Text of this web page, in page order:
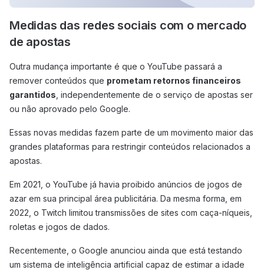
Medidas das redes sociais com o mercado
de apostas
Outra mudança importante é que o YouTube passará a
remover conteúdos que prometam retornos financeiros
garantidos , independentemente de o serviço de apostas ser
ou não aprovado pelo Google.
Essas novas medidas fazem parte de um movimento maior das
grandes plataformas para restringir conteúdos relacionados a
apostas.
Em 2021, o YouTube já havia proibido anúncios de jogos de
azar em sua principal área publicitária. Da mesma forma, em
2022, o Twitch limitou transmissões de sites com caça-níqueis,
roletas e jogos de dados.
Recentemente, o Google anunciou ainda que está testando
um sistema de inteligência artificial capaz de estimar a idade